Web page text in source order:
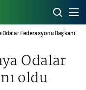
Odalar Federasyonu Başkanı
Odalar
oldu